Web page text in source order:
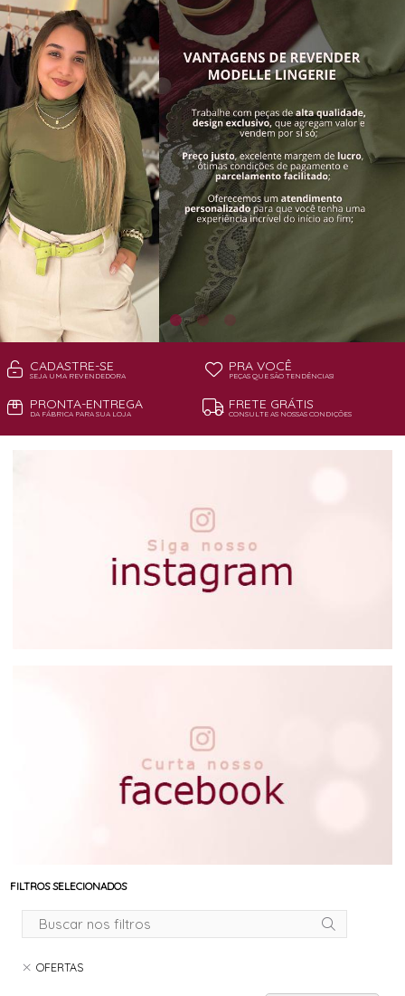
ROBES
TODOS DE PAGA POUCO MODELLE
TODOS DE PIJAMAS | ROBES
CADASTRE-SE
SEJA UMA REVENDEDORA
PRA VOCÊ
PEÇAS QUE SÃO TENDÊNCIAS!
PRONTA-ENTREGA
DA FÁBRICA PARA SUA LOJA
FRETE GRÁTIS
CONSULTE AS NOSSAS CONDIÇÕES
FILTROS SELECIONADOS
OFERTAS